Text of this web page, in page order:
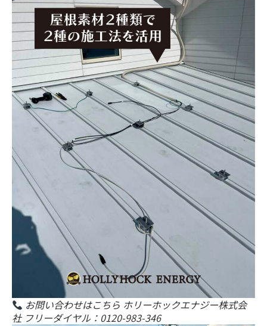
お問い合わせはこちら ホリーホックエナジー株式会
社 フリーダイヤル：0120-983-346